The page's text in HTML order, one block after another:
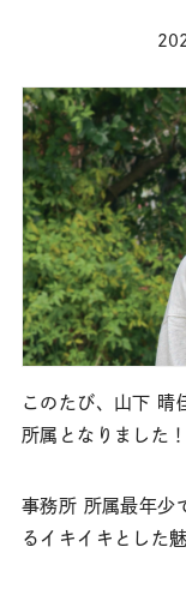
このたび、山下 晴
所属となりました！
事務所 所属最年少
るイキイキとした